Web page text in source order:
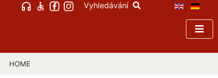
Vyhledávání
HOME